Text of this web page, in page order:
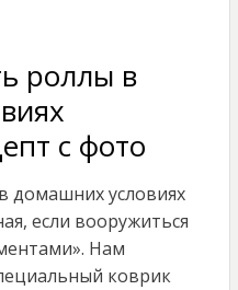
роллы в
с фото
домашних условиях
если вооружиться
Нам
коврик